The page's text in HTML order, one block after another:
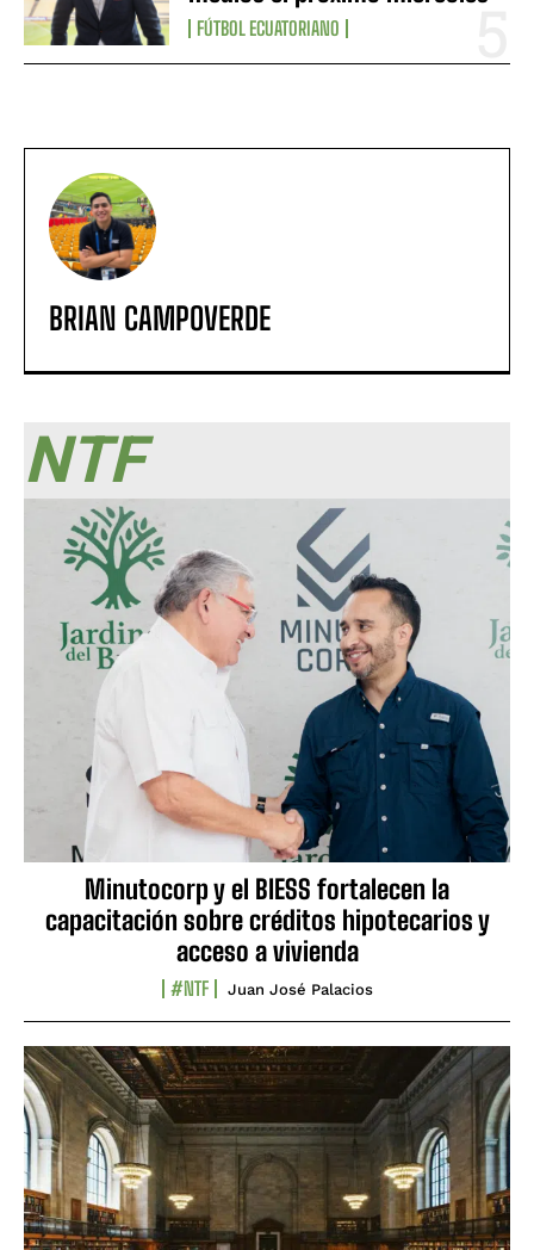
FÚTBOL ECUATORIANO
BRIAN CAMPOVERDE
NTF
Minutocorp y el BIESS fortalecen la
capacitación sobre créditos hipotecarios y
acceso a vivienda
#NTF Juan José Palacios